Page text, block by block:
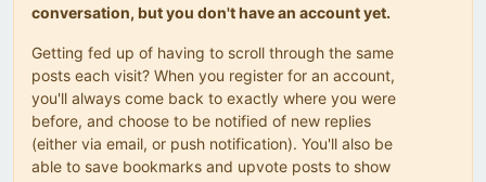
conversation, but you don't have an account yet.
Getting fed up of having to scroll through the same
posts each visit? When you register for an account,
you'll always come back to exactly where you were
before, and choose to be notified of new replies
(either via email, or push notification). You'll also be
able to save bookmarks and upvote posts to show